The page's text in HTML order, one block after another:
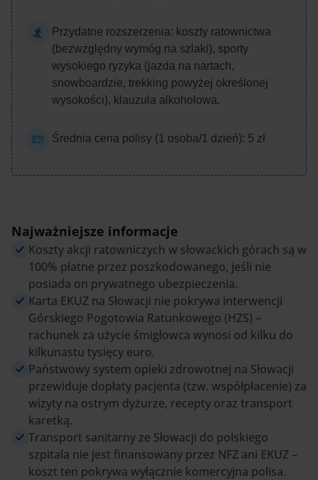
Przydatne rozszerzenia: koszty ratownictwa
(bezwzględny wymóg na szlaki), sporty
wysokiego ryzyka (jazda na nartach,
snowboardzie, trekking powyżej określonej
wysokości), klauzula alkoholowa.
Średnia cena polisy (1 osoba/1 dzień): 5 zł
Najważniejsze informacje
Koszty akcji ratowniczych w słowackich górach są w
100% płatne przez poszkodowanego, jeśli nie
posiada on prywatnego ubezpieczenia.
Karta EKUZ na Słowacji nie pokrywa interwencji
Górskiego Pogotowia Ratunkowego (HZS) –
rachunek za użycie śmigłowca wynosi od kilku do
kilkunastu tysięcy euro.
Państwowy system opieki zdrowotnej na Słowacji
przewiduje dopłaty pacjenta (tzw. współpłacenie) za
wizyty na ostrym dyżurze, recepty oraz transport
karetką.
Transport sanitarny ze Słowacji do polskiego
szpitala nie jest finansowany przez NFZ ani EKUZ –
koszt ten pokrywa wyłącznie komercyjna polisa.